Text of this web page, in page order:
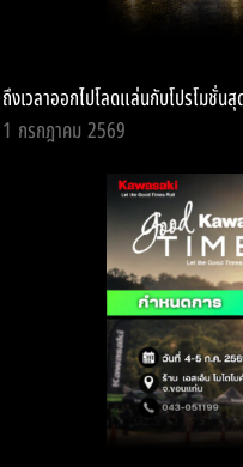
ถึงเวลาออกไปโลดแล่นกับโปรโมชั่นสุ
1 กรกฎาคม 2569